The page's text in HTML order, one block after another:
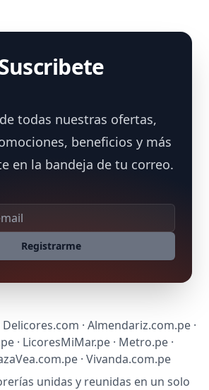
todas nuestras ofertas,
beneficios y más
en la bandeja de tu correo.
Registrarme
Delicores.com · Almendariz.com.pe ·
· LicoresMiMar.pe · Metro.pe ·
· Vivanda.com.pe
unidas y reunidas en un solo